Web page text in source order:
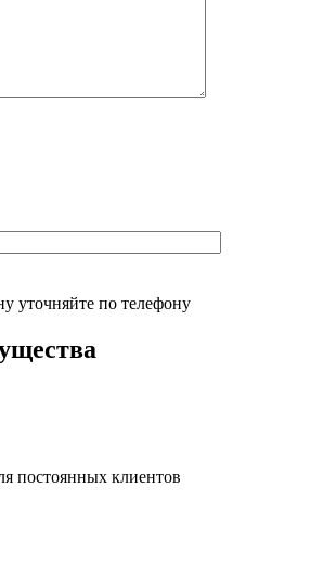
уточняйте по телефону
постоянных клиентов